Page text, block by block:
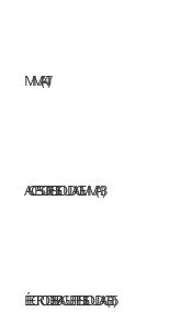
MMA47
ACCESSOIRES DE SOUDAGE MMA13
ÉLECTRODES ET BAGUETTES DE SOUDAGE16